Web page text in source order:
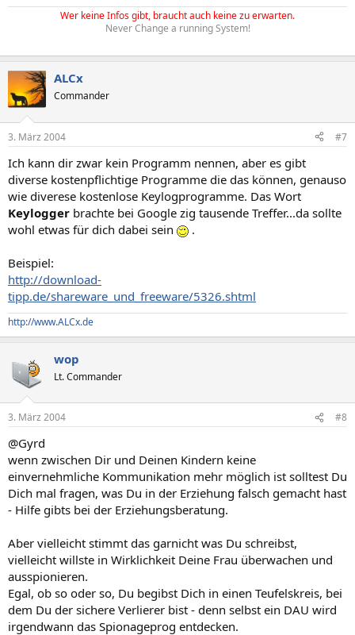
Wer keine Infos gibt, braucht auch keine zu erwarten.
Never Change a running System!
ALCx
Commander
3. März 2004 #7
Ich kann dir zwar kein Programm nennen, aber es gibt
diverse kostenpflichtige Programme die das können, genauso
wie diverese kostenlose Keylogprogramme. Das Wort
Keylogger brachte bei Google zig tausende Treffer...da sollte
wohl etwas für dich dabei sein
.
Beispiel:
http://download-
tipp.de/shareware_und_freeware/5326.shtml
http://www.ALCx.de
wop
Lt. Commander
3. März 2004 #8
@Gyrd
wenn zwischen Dir und Deinen Kindern keine
einvernehmliche Kommunikation mehr möglich ist solltest Du
Dich mal fragen, was Du in der Erziehung falsch gemacht hast
- Hilfe gibts bei der Erziehungsberatung.
Aber vielleicht stimmt das garnicht was Du schreibst,
vielleicht willste in Wirklichkeit Deine Frau überwachen und
ausspionieren.
Egal, ob so oder so, Du begibst Dich in einen Teufelskreis, bei
dem Du der sichere Verlierer bist - denn selbst ein DAU wird
irgendwann das Spionageprog entdecken.